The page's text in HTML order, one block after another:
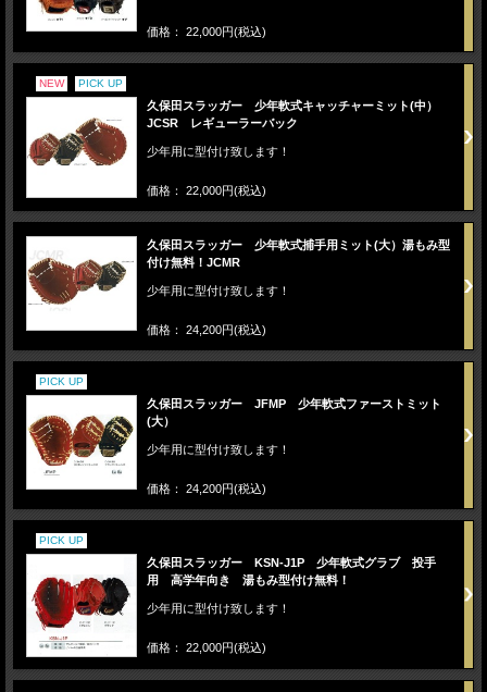
価格： 22,000円(税込)
NEW PICK UP
久保田スラッガー 少年軟式キャッチャーミット(中）
JCSR レギューラーバック
少年用に型付け致します！
価格： 22,000円(税込)
久保田スラッガー 少年軟式捕手用ミット(大）湯もみ型
付け無料！JCMR
少年用に型付け致します！
価格： 24,200円(税込)
PICK UP
久保田スラッガー JFMP 少年軟式ファーストミット
(大）
少年用に型付け致します！
価格： 24,200円(税込)
PICK UP
久保田スラッガー KSN-J1P 少年軟式グラブ 投手
用 高学年向き 湯もみ型付け無料！
少年用に型付け致します！
価格： 22,000円(税込)